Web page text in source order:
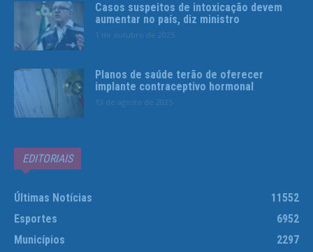
Casos suspeitos de intoxicação devem
aumentar no país, diz ministro
1 de outubro de 2025
Planos de saúde terão de oferecer
implante contraceptivo hormonal
13 de agosto de 2025
EDITORIAIS
Últimas Notícias
11552
Esportes
6952
Municípios
2297